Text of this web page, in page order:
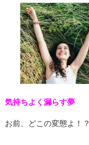
気持ちよく漏らす夢
お前、どこの変態よ！？